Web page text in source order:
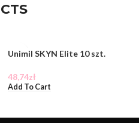
Unimil SKYN Elite 10 szt.
48,74zł
Add To Cart